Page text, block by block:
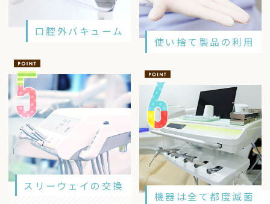
口腔外バキューム
使い捨て製品の利用
スリーウェイの交換
機器は全て都度滅菌